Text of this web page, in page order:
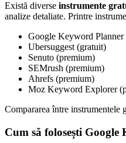
Există diverse instrumente
analize detaliate. Printre
Google Keyword Planner
Ubersuggest (gratuit)
Senuto (premium)
SEMrush (premium)
Ahrefs (premium)
Moz Keyword Explorer
Compararea între instrumentele
Cum să folosești